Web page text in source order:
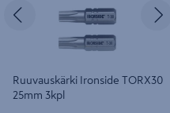
Ruuvauskärki Ironside TORX30
25mm 3kpl